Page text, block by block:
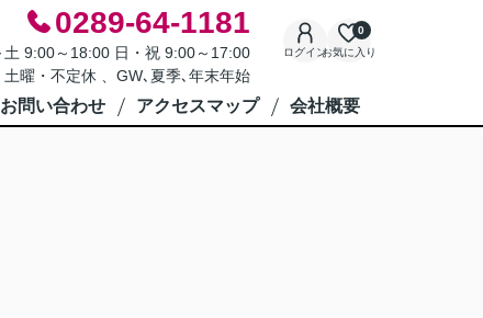
0289-64-1181
土 9:00～18:00 日・祝 9:00～17:00
曜・不定休 、GW､夏季､年末年始
ログインお気に入り
0
お問い合わせ アクセスマップ 会社概要